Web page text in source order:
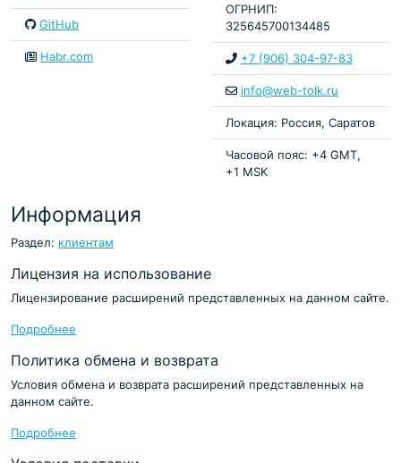
GitHub
Habr.com
ОГРНИП:
325645700134485
+7 (906) 304-97-83
info@web-tolk.ru
Локация: Россия, Саратов
Часовой пояс: +4 GMT,
+1 MSK
Информация
Раздел: клиентам
Лицензия на использование
Лицензирование расширений представленных на данном сайте.
Подробнее
Политика обмена и возврата
Условия обмена и возврата расширений представленных на
данном сайте.
Подробнее